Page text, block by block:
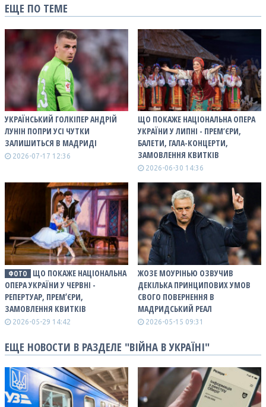
ЕЩЕ ПО ТЕМЕ
УКРАЇНСЬКИЙ ГОЛКІПЕР АНДРІЙ
ЛУНІН ПОПРИ УСІ ЧУТКИ
ЗАЛИШИТЬСЯ В МАДРИДІ
2026-07-17 12:36
ЩО ПОКАЖЕ НАЦІОНАЛЬНА ОПЕРА
УКРАЇНИ У ЛИПНІ - ПРЕМ’ЄРИ,
БАЛЕТИ, ГАЛА-КОНЦЕРТИ,
ЗАМОВЛЕННЯ КВИТКІВ
2026-06-30 14:36
ФОТО
ЩО ПОКАЖЕ НАЦІОНАЛЬНА
ОПЕРА УКРАЇНИ У ЧЕРВНІ -
РЕПЕРТУАР, ПРЕМʼЄРИ,
ЗАМОВЛЕННЯ КВИТКІВ
2026-05-29 14:42
ЖОЗЕ МОУРІНЬЮ ОЗВУЧИВ
ДЕКІЛЬКА ПРИНЦИПОВИХ УМОВ
СВОГО ПОВЕРНЕННЯ В
МАДРИДСЬКИЙ РЕАЛ
2026-05-15 09:31
ЕЩЕ НОВОСТИ В РАЗДЕЛЕ "ВІЙНА В УКРАЇНІ"